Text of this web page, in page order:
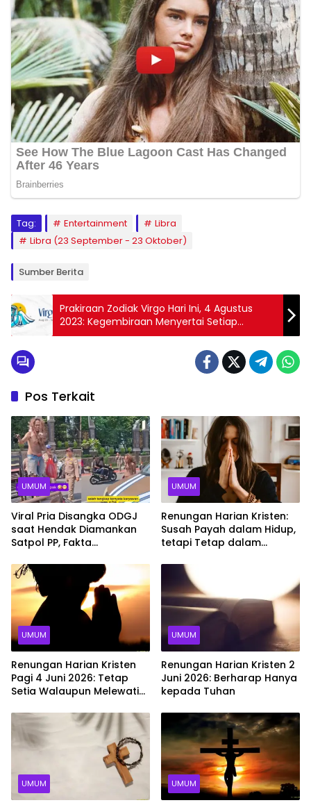
Tag: Entertainment
Libra
Libra (23 September - 23 Oktober)
Sumber Berita
Prakiraan Zodiak Virgo Hari Ini, 4 Agustus
2023: Kegembiraan Menyertai Setiap
Langkah Anda!
Pos Terkait
UMUM
Viral Pria Disangka ODGJ
saat Hendak Diamankan
Satpol PP, Fakta
UMUM
Renungan Harian Kristen:
Susah Payah dalam Hidup,
tetapi Tetap dalam
UMUM
Renungan Harian Kristen
Pagi 4 Juni 2026: Tetap
Setia Walaupun Melewati
UMUM
Renungan Harian Kristen 2
Juni 2026: Berharap Hanya
kepada Tuhan
UMUM UMUM